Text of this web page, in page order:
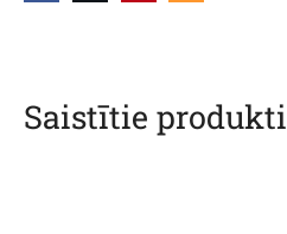
Saistītie produkti